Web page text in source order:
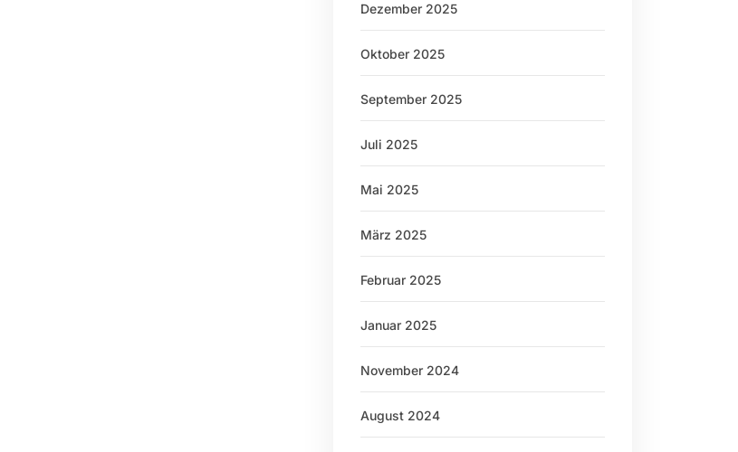
Dezember 2025
Oktober 2025
September 2025
Juli 2025
Mai 2025
März 2025
Februar 2025
Januar 2025
November 2024
August 2024